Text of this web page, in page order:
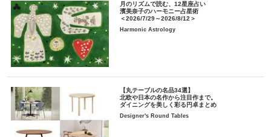
月のリズムで読む、12星座占い
濱美奈子のハーモニー占星術
＜2026/7/29～2026/8/12＞
Harmonic Astrology
【丸テーブルの名品34選】
北欧や日本の名作から注目作まで。
ダイニングを美しく彩る円卓まとめ
Designer's Round Tables